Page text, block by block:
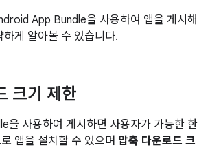
App Bundle을 사용하여 앱을 게시해
게 알아볼 수 있습니다.
크기 제한
을 사용하여 게시하면 사용자가 가능한 한
앱을 설치할 수 있으며 압축 다운로드 크